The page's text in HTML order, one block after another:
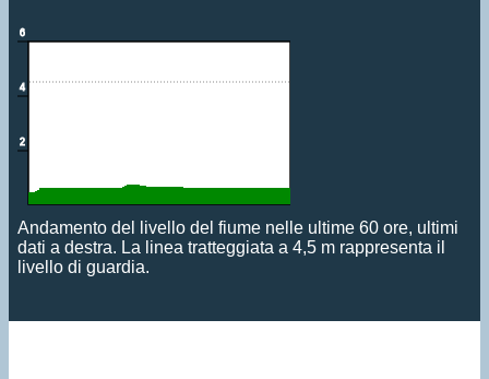
Andamento del livello del fiume nelle ultime 60 ore, ultimi
dati a destra. La linea tratteggiata a 4,5 m rappresenta il
livello di guardia.